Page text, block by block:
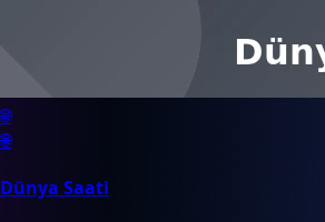
🌐
🌐
Dünya Saati